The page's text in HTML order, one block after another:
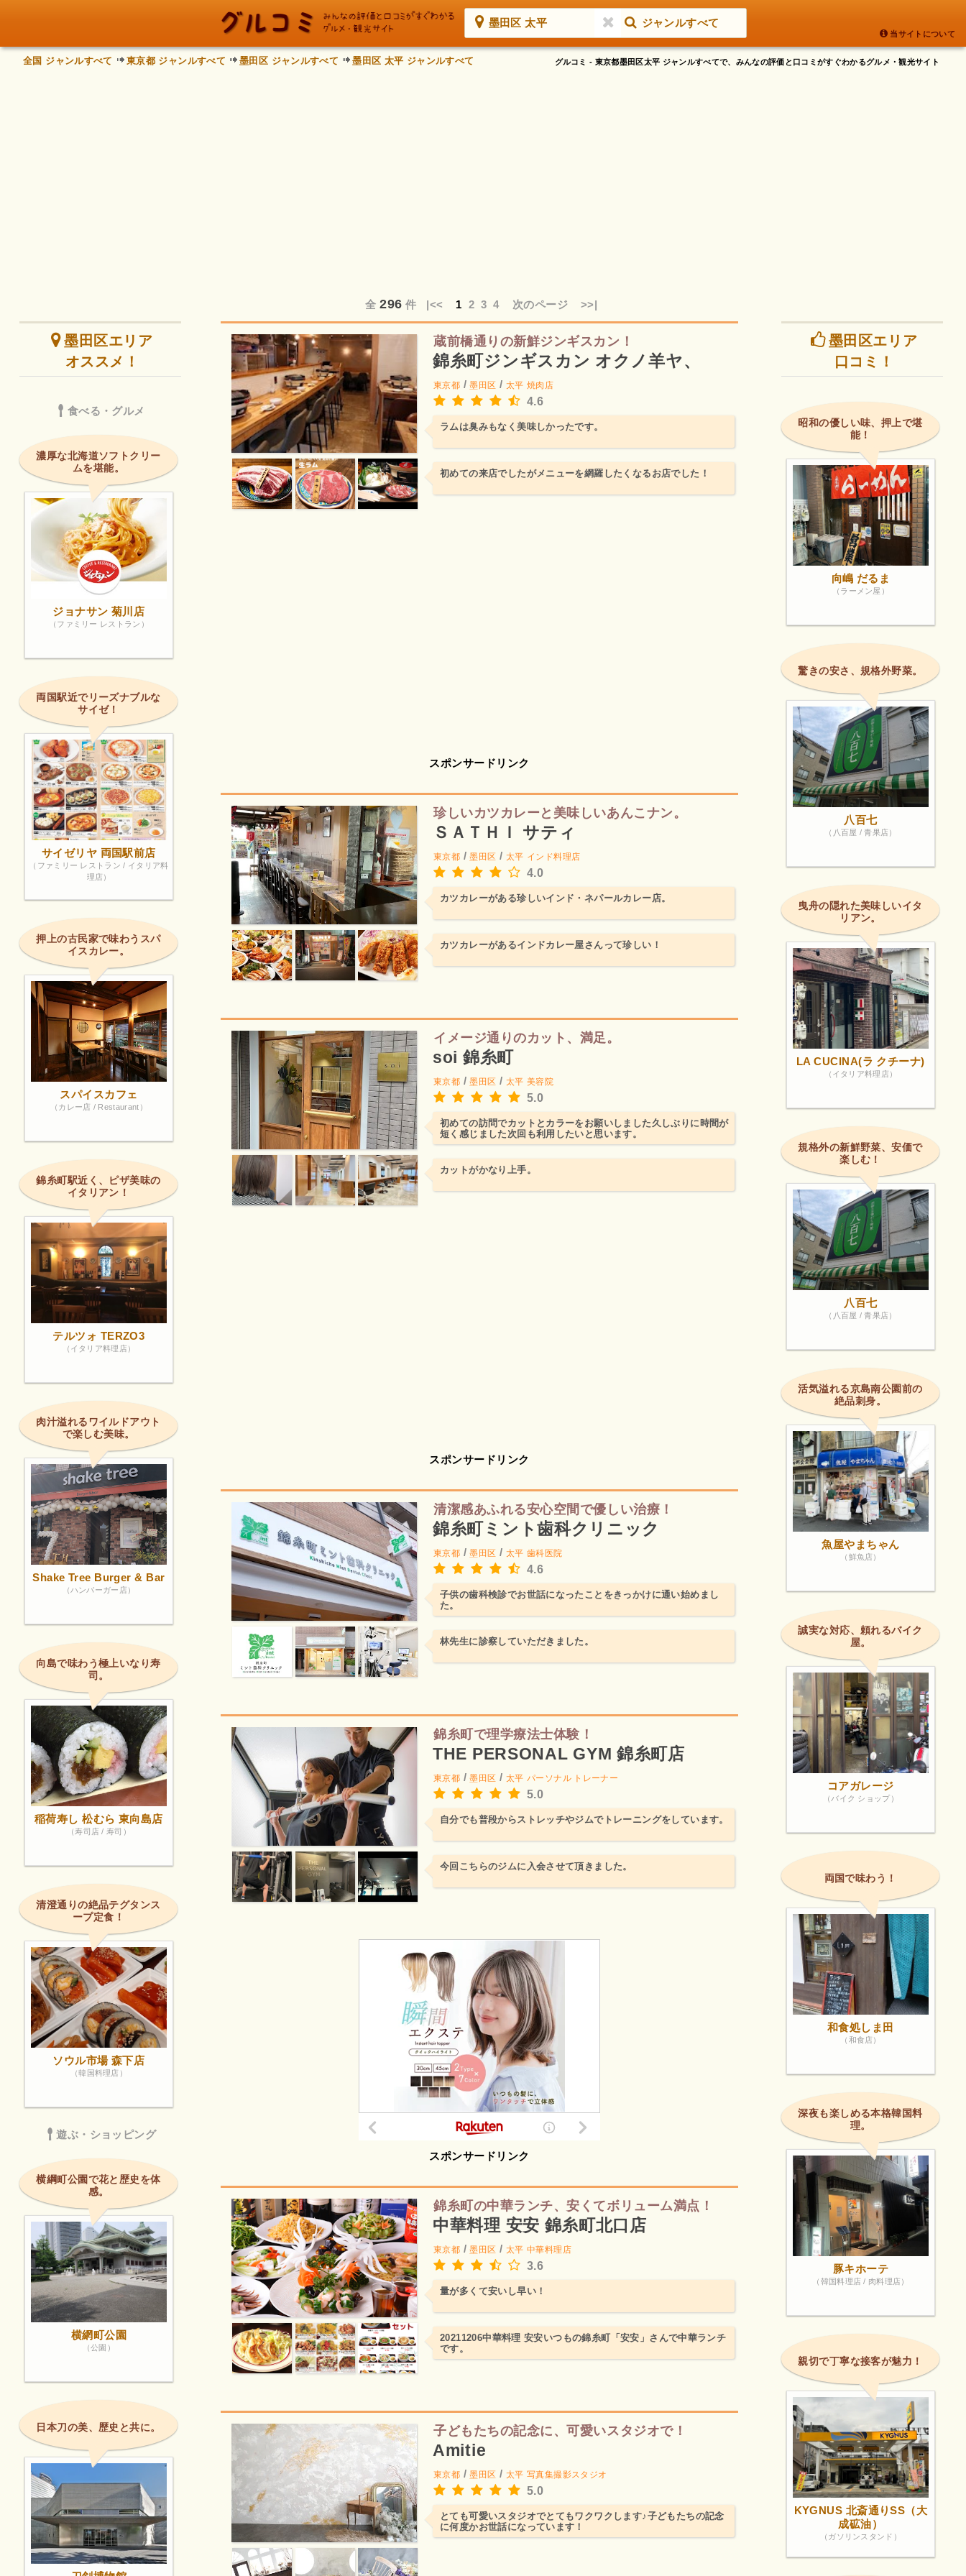
墨田区 太平 ジャンルすべて
当サイトについて
グルコミ - 東京都墨田区太平 ジャンルすべてで、みんなの評価と口コミがすぐわかるグルメ・観光サイト
全国 ジャンルすべて 東京都 ジャンルすべて 墨田区 ジャンルすべて 墨田区 太平 ジャンルすべて
全296 件 |<< 1 2 3 4 次のページ >>|
蔵前橋通りの新鮮ジンギスカン！
錦糸町ジンギスカン オクノ羊ヤ、
東京都 /墨田区 / 太平 焼肉店
4.6
ラムは臭みもなく美味しかったです。
初めての来店でしたがメニューを網羅したくなるお店でした！
スポンサードリンク
珍しいカツカレーと美味しいあんこナン。
ＳＡＴＨＩ サティ
東京都 /墨田区 / 太平 インド料理店
4.0
カツカレーがある珍しいインド・ネパールカレー店。
カツカレーがあるインドカレー屋さんって珍しい！
イメージ通りのカット、満足。
soi 錦糸町
東京都 /墨田区 / 太平 美容院
5.0
初めての訪問でカットとカラーをお願いしました久しぶりに時間が
短く感じました次回も利用したいと思います。
カットがかなり上手。
スポンサードリンク
清潔感あふれる安心空間で優しい治療！
錦糸町ミント歯科クリニック
東京都 /墨田区 / 太平 歯科医院
4.6
子供の歯科検診でお世話になったことをきっかけに通い始めまし
た。
林先生に診察していただきました。
錦糸町で理学療法士体験！
THE PERSONAL GYM 錦糸町店
東京都 /墨田区 / 太平 パーソナル トレーナー
5.0
自分でも普段からストレッチやジムでトレーニングをしています。
今回こちらのジムに入会させて頂きました。
スポンサードリンク
錦糸町の中華ランチ、安くてボリューム満点！
中華料理 安安 錦糸町北口店
東京都 /墨田区 / 太平 中華料理店
3.6
量が多くて安いし早い！
20211206中華料理 安安いつもの錦糸町「安安」さんで中華ランチ
です。
子どもたちの記念に、可愛いスタジオで！
Amitie
東京都 /墨田区 / 太平 写真集撮影スタジオ
5.0
とても可愛いスタジオでとてもワクワクします♪子どもたちの記念
に何度かお世話になっています！
墨田区エリア
オススメ！
食べる・グルメ
濃厚な北海道ソフトクリー
ムを堪能。
ジョナサン 菊川店
（ファミリー レストラン）
両国駅近でリーズナブルな
サイゼ！
サイゼリヤ 両国駅前店
（ファミリー レストラン / イタリア料
理店）
押上の古民家で味わうスパ
イスカレー。
スパイスカフェ
（カレー店 / Restaurant）
錦糸町駅近く、ピザ美味の
イタリアン！
テルツォ TERZO3
（イタリア料理店）
肉汁溢れるワイルドアウト
で楽しむ美味。
Shake Tree Burger & Bar
（ハンバーガー店）
向島で味わう極上いなり寿
司。
稲荷寿し 松むら 東向島店
（寿司店 / 寿司）
清澄通りの絶品テグタンス
ープ定食！
ソウル市場 森下店
（韓国料理店）
遊ぶ・ショッピング
横綱町公園で花と歴史を体
感。
横網町公園
（公園）
日本刀の美、歴史と共に。
墨田区エリア
口コミ！
昭和の優しい味、押上で堪
能！
向嶋 だるま
（ラーメン屋）
驚きの安さ、規格外野菜。
八百七
（八百屋 / 青果店）
曳舟の隠れた美味しいイタ
リアン。
LA CUCINA(ラ クチーナ)
（イタリア料理店）
規格外の新鮮野菜、安価で
楽しむ！
八百七
（八百屋 / 青果店）
活気溢れる京島南公園前の
絶品刺身。
魚屋やまちゃん
（鮮魚店）
誠実な対応、頼れるバイク
屋。
コアガレージ
（バイク ショップ）
両国で味わう！
和食処しま田
（和食店）
深夜も楽しめる本格韓国料
理。
豚キホーテ
（韓国料理店 / 肉料理店）
親切で丁寧な接客が魅力！
KYGNUS 北斎通りSS（大
成砿油）
（ガソリンスタンド）